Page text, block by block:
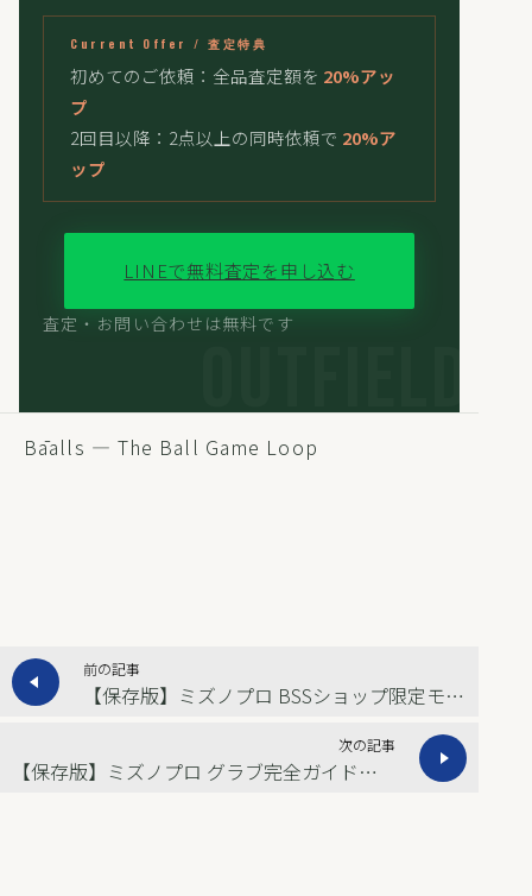
Current Offer / 査定特典
初めてのご依頼：全品査定額を 20%アッ
プ
2回目以降：2点以上の同時依頼で 20%ア
ップ
LINEで無料査定を申し込む
査定・お問い合わせは無料です
Bāalls — The Ball Game Loop
前の記事
【保存版】ミズノプロ BSSショップ限定モデル の魅力と特徴を専門店視点で解説
次の記事
【保存版】ミズノプロ グラブ完全ガイド｜CRAFTED Edition・BSSショップ限定・5DNAテクノロジー